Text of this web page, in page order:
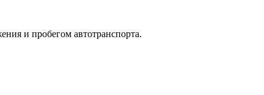
и пробегом автотранспорта.